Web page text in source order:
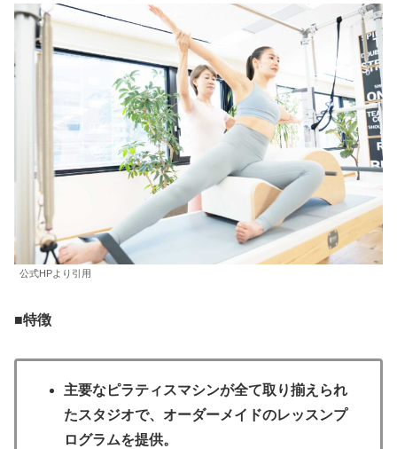
公式HPより引用
■特徴
主要なピラティスマシンが全て取り揃えられ
たスタジオで、オーダーメイドのレッスンプ
ログラムを提供。